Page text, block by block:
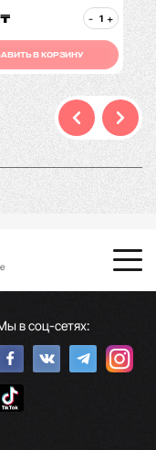
- +
В КОРЗИНУ
в соц-сетях: